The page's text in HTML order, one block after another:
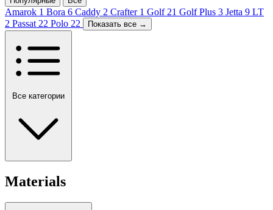
Amarok 1 Bora 6 Caddy 2 Crafter 1 Golf 21 Golf Plus 3 Jetta 9 LT
2 Passat 22 Polo 22 Показать все →
Все категории
Materials